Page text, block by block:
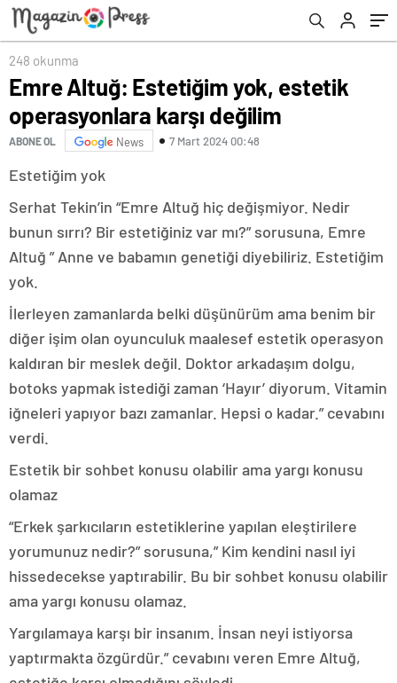
248 okunma
Emre Altuğ: Estetiğim yok, estetik
operasyonlara karşı değilim
ABONE OL News 7 Mart 2024 00:48
Estetiğim yok
Serhat Tekin’in “Emre Altuğ hiç değişmiyor. Nedir
bunun sırrı? Bir estetiğiniz var mı?” sorusuna, Emre
Altuğ ” Anne ve babamın genetiği diyebiliriz. Estetiğim
yok.
İlerleyen zamanlarda belki düşünürüm ama benim bir
diğer işim olan oyunculuk maalesef estetik operasyon
kaldıran bir meslek değil. Doktor arkadaşım dolgu,
botoks yapmak istediği zaman ‘Hayır’ diyorum. Vitamin
iğneleri yapıyor bazı zamanlar. Hepsi o kadar.” cevabını
verdi.
Estetik bir sohbet konusu olabilir ama yargı konusu
olamaz
“Erkek şarkıcıların estetiklerine yapılan eleştirilere
yorumunuz nedir?” sorusuna,” Kim kendini nasıl iyi
hissedecekse yaptırabilir. Bu bir sohbet konusu olabilir
ama yargı konusu olamaz.
Yargılamaya karşı bir insanım. İnsan neyi istiyorsa
yaptırmakta özgürdür.” cevabını veren Emre Altuğ,